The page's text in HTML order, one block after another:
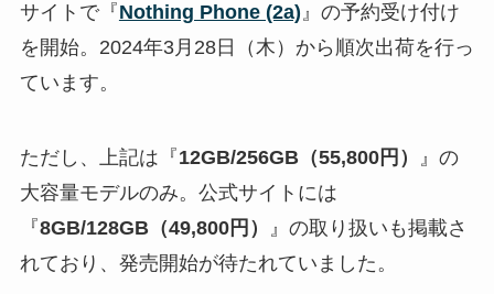
サイトで『Nothing Phone (2a)』の予約受け付け
を開始。2024年3月28日（木）から順次出荷を行っ
ています。
ただし、上記は『12GB/256GB（55,800円）
』の
大容量モデルのみ。公式サイトには
『8GB/128GB（49,800円）
』の取り扱いも掲載さ
れており、発売開始が待たれていました。